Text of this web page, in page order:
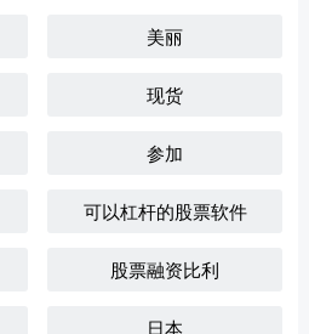
美丽
现货
参加
可以杠杆的股票软件
股票融资比利
日本